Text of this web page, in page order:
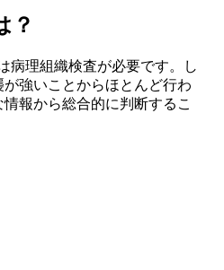
？
病理組織検査が必要です。し
強いことからほとんど行わ
報から総合的に判断するこ